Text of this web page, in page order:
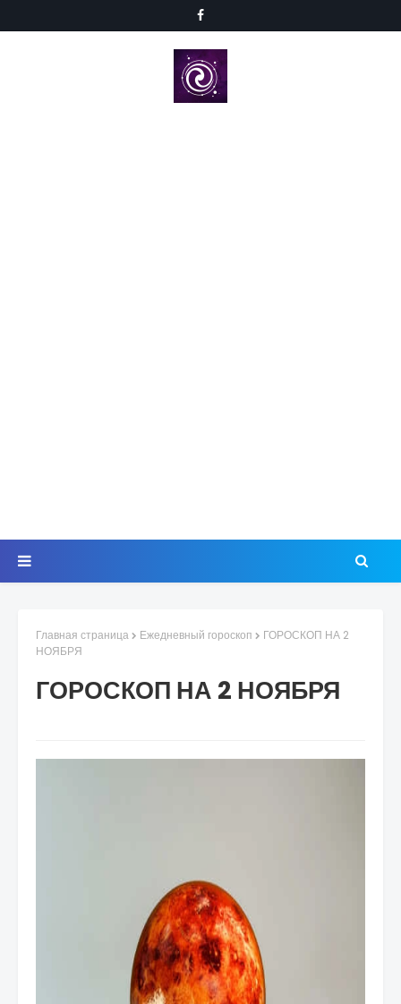
Главная страница Ежедневный гороскоп
ГОРОСКОП НА 2
НОЯБРЯ
ГОРОСКОП НА 2 НОЯБРЯ